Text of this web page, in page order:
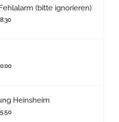
(bitte ignorieren)
Heinsheim